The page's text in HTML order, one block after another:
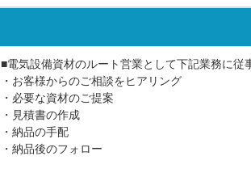
■電気設備資材のルート営業として下記業務に従
・お客様からのご相談をヒアリング
・必要な資材のご提案
・見積書の作成
・納品の手配
・納品後のフォロー